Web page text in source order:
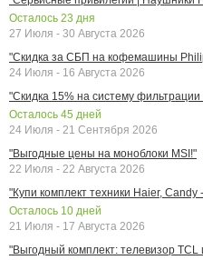
Осталось 23 дня
27 Июля - 30 Августа 2026
"Скидка за СБП на кофемашины
24 Июля - 16 Августа 2026
"Скидка 15% на систему фильтрации
Осталось 45 дней
24 Июля - 21 Сентября 2026
"Выгодные цены на моноблоки MSI!"
22 Июля - 22 Августа 2026
"Купи комплект техники Haier, Candy
Осталось 10 дней
21 Июля - 17 Августа 2026
"Выгодный комплект: телевизор TCL